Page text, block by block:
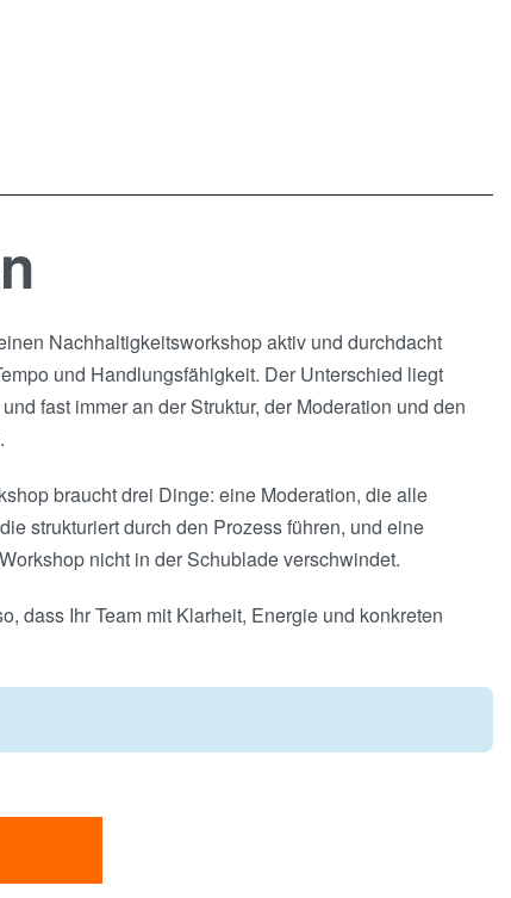
Nachhaltigkeitsworkshop aktiv und durchdacht
und Handlungsfähigkeit. Der Unterschied liegt
fast immer an der Struktur, der Moderation und den
braucht drei Dinge: eine Moderation, die alle
strukturiert durch den Prozess führen, und eine
nicht in der Schublade verschwindet.
dass Ihr Team mit Klarheit, Energie und konkreten